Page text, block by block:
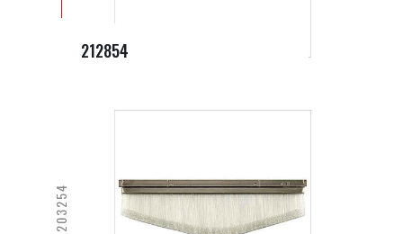
212854
203254